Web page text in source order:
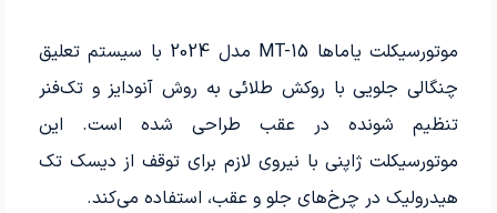
موتورسیکلت یاماها MT-15 مدل 2024 با سیستم تعلیق
چنگالی جلویی با روکش طلائی به روش آنودایز و تک‌­فنر
تنظیم شونده در عقب طراحی شده است. این
موتورسیکلت ژاپنی با نیروی لازم برای توقف از دیسک تک
هیدرولیک در چرخ‌های جلو و عقب، استفاده می‌کند.